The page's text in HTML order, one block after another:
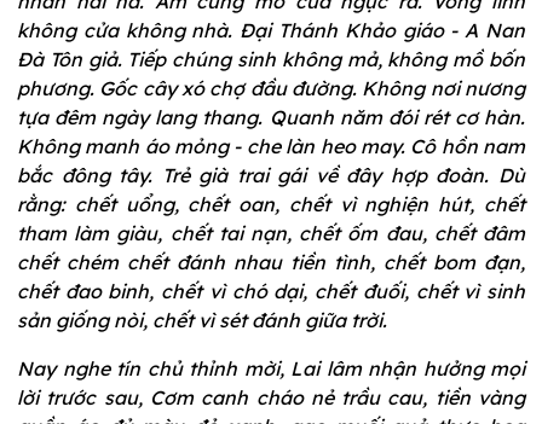
không cửa không nhà. Đại Thánh Khảo giáo - A Nan
Đà Tôn giả. Tiếp chúng sinh không mả, không mồ bốn
phương. Gốc cây xó chợ đầu đường. Không nơi nương
tựa đêm ngày lang thang. Quanh năm đói rét cơ hàn.
Không manh áo mỏng - che làn heo may. Cô hồn nam
bắc đông tây. Trẻ già trai gái về đây hợp đoàn. Dù
rằng: chết uổng, chết oan, chết vì nghiện hút, chết
tham làm giàu, chết tai nạn, chết ốm đau, chết đâm
chết chém chết đánh nhau tiền tình, chết bom đạn,
chết đao binh, chết vì chó dại, chết đuối, chết vì sinh
sản giống nòi, chết vì sét đánh giữa trời.
Nay nghe tín chủ thỉnh mời, Lai lâm nhận hưởng mọi
lời trước sau, Cơm canh cháo nẻ trầu cau, tiền vàng